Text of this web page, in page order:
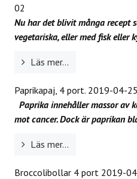
02
Nu har det blivit många recept
vegetariska, eller med fisk eller
Läs mer...
Paprikapaj, 4 port. 2019-04-25
Paprika innehåller massor av
mot cancer. Dock är paprikan
Läs mer...
Broccolibollar 4 port 2019-